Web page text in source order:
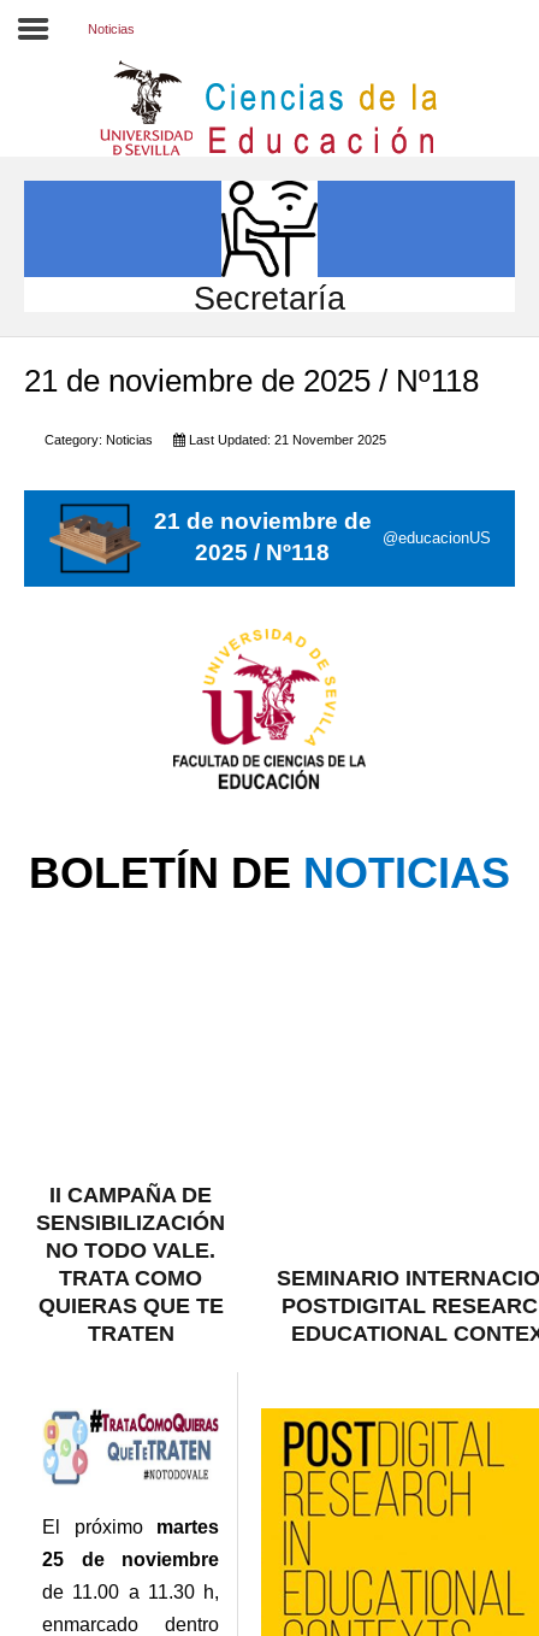
INVESTIGACIÓN
INTERNACIONAL
Directorio FCCE
Noticias
Secretaría
21 de noviembre de 2025 / Nº118
Category: Noticias Last Updated: 21 November 2025
21 de noviembre de
2025 / Nº118
@educacionUS
BOLETÍN DE NOTICIAS
II CAMPAÑA DE
SENSIBILIZACIÓN
NO TODO VALE.
TRATA COMO
QUIERAS QUE TE
TRATEN
SEMINARIO
POSTDIGITAL
EDUCATIONAL
El próximo martes
25 de noviembre
de 11.00 a 11.30 h,
enmarcado dentro